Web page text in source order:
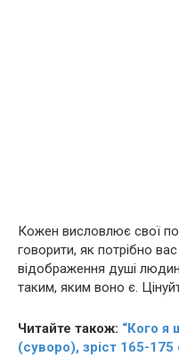
Кожен висловлює свої
говорити, як потрібно
відображення душі
таким, яким воно є.
Читайте також: “Кого я
(суворо), зріст 165-